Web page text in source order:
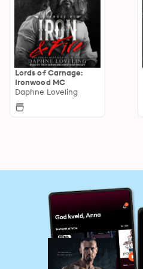
Lords of Carnage:
Ironwood MC
Daphne Loveling